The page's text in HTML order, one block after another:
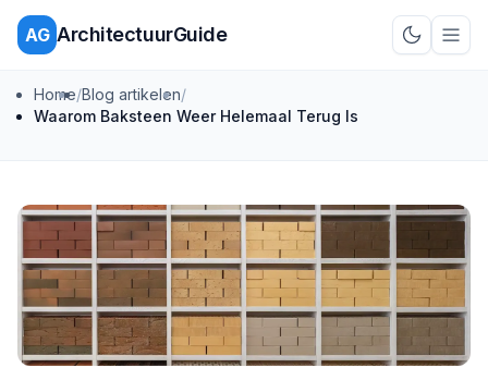
AG ArchitectuurGuide
Schakel
Home/Blog artikelen/
Waarom Baksteen Weer Helemaal Terug Is